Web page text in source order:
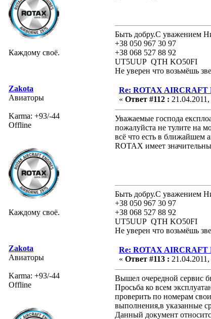
Каждому своё.
Быть добру.С уважением
+38 050 967 30 97
+38 068 527 88 92
UT5UUP QTH KO50FI
Не уверен что возьмёшь
Zakota
Авиаторы
Karma: +93/-44
Offline
Каждому своё.
Re: ROTAX AIRCRAFT
« Ответ #112 :
Уважаемые господа
пожалуйста не тулите на
всё что есть в ближайшем
ROTAX имеет
Быть добру.С уважением
+38 050 967 30 97
+38 068 527 88 92
UT5UUP QTH KO50FI
Не уверен что возьмёшь
Zakota
Авиаторы
Karma: +93/-44
Offline
Re: ROTAX AIRCRAFT
« Ответ #113 :
Вышел очередной сервис
Просьба ко всем
проверить по номерам
выполнения,в указанные
Данный документ